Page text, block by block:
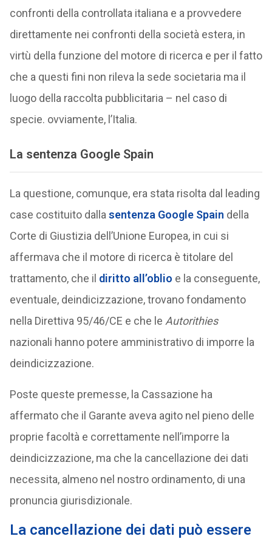
confronti della controllata italiana e a provvedere
direttamente nei confronti della società estera, in
virtù della funzione del motore di ricerca e per il fatto
che a questi fini non rileva la sede societaria ma il
luogo della raccolta pubblicitaria – nel caso di
specie. ovviamente, l’Italia.
La sentenza Google Spain
La questione, comunque, era stata risolta dal leading
case costituito dalla sentenza Google Spain della
Corte di Giustizia dell’Unione Europea, in cui si
affermava che il motore di ricerca è titolare del
trattamento, che il diritto all’oblio e la conseguente,
eventuale, deindicizzazione, trovano fondamento
nella Direttiva 95/46/CE e che le Autorithies
nazionali hanno potere amministrativo di imporre la
deindicizzazione.
Poste queste premesse, la Cassazione ha
affermato che il Garante aveva agito nel pieno delle
proprie facoltà e correttamente nell’imporre la
deindicizzazione, ma che la cancellazione dei dati
necessita, almeno nel nostro ordinamento, di una
pronuncia giurisdizionale.
La cancellazione dei dati può essere